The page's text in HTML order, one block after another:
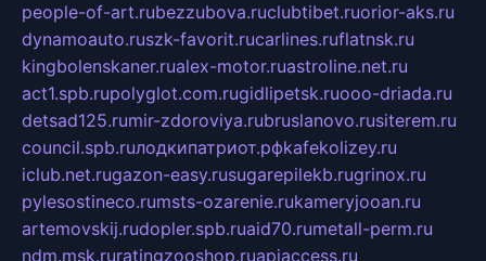
people-of-art.rubezzubova.ruclubtibet.ruorior-aks.ru
dynamoauto.ruszk-favorit.rucarlines.ruflatnsk.ru
kingbolenskaner.rualex-motor.ruastroline.net.ru
act1.spb.rupolyglot.com.rugidlipetsk.ruooo-driada.ru
detsad125.rumir-zdoroviya.rubruslanovo.rusiterem.ru
council.spb.ruлодкипатриот.рфkafekolizey.ru
iclub.net.rugazon-easy.rusugarepilekb.rugrinox.ru
pylesostineco.rumsts-ozarenie.rukameryjooan.ru
artemovskij.rudopler.spb.ruaid70.rumetall-perm.ru
ndm.msk.ruratingzooshop.ruapiaccess.ru